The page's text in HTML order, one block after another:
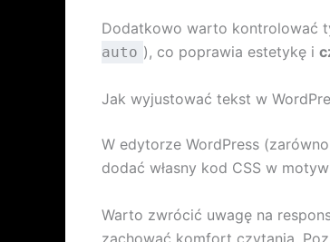
Dodatkowo warto kontrolować
auto ), co poprawia estetykę i
Jak wyjustować tekst w
W edytorze WordPress
dodać własny kod CSS w
Warto zwrócić uwagę na
zachować komfort czytania.